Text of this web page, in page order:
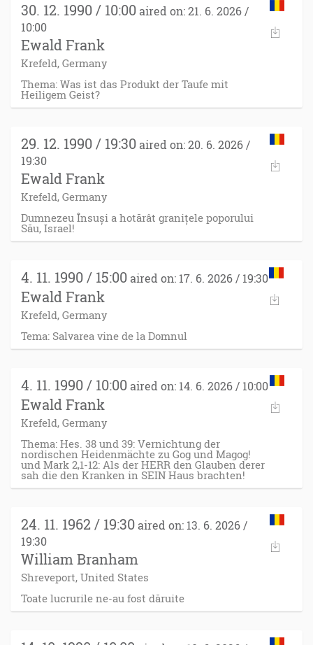
30. 12. 1990 / 10:00 aired on: 21. 6. 2026 /
10:00
Ewald Frank
Krefeld, Germany
Thema: Was ist das Produkt der Taufe mit
Heiligem Geist?
29. 12. 1990 / 19:30 aired on: 20. 6. 2026 /
19:30
Ewald Frank
Krefeld, Germany
Dumnezeu Însuși a hotărât granițele poporului
Său, Israel!
4. 11. 1990 / 15:00 aired on: 17. 6. 2026 / 19:30
Ewald Frank
Krefeld, Germany
Tema: Salvarea vine de la Domnul
4. 11. 1990 / 10:00 aired on: 14. 6. 2026 / 10:00
Ewald Frank
Krefeld, Germany
Thema: Hes. 38 und 39: Vernichtung der
nordischen Heidenmächte zu Gog und Magog!
und Mark 2,1-12: Als der HERR den Glauben derer
sah die den Kranken in SEIN Haus brachten!
24. 11. 1962 / 19:30 aired on: 13. 6. 2026 /
19:30
William Branham
Shreveport, United States
Toate lucrurile ne-au fost dăruite